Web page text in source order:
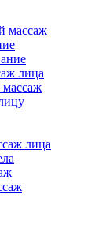
массаж
лица
лица